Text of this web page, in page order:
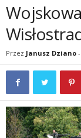
Przez Janusz Dziano -